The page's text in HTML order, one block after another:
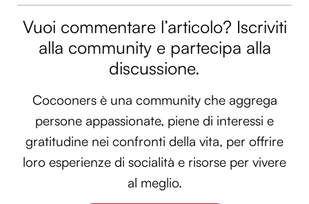
Vuoi commentare l’articolo? Iscriviti
alla community e partecipa alla
discussione.
Cocooners è una community che aggrega
persone appassionate, piene di interessi e
gratitudine nei confronti della vita, per offrire
loro esperienze di socialità e risorse per vivere
al meglio.